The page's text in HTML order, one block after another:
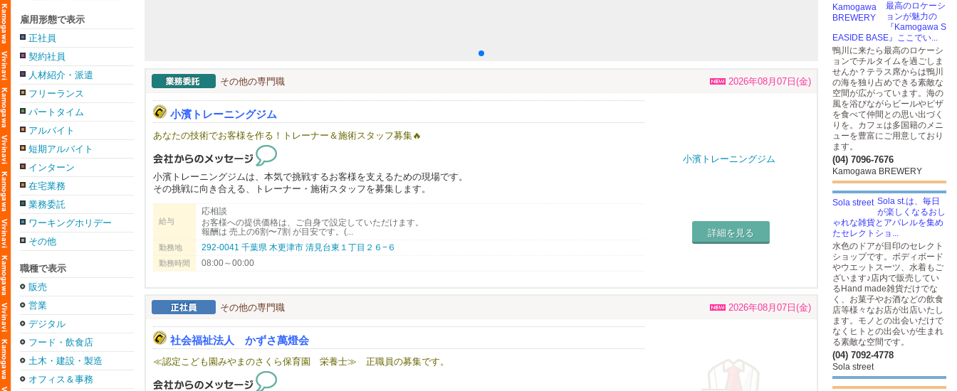
雇用形態で表示
正社員
契約社員
人材紹介・派遣
フリーランス
パートタイム
アルバイト
短期アルバイト
インターン
在宅業務
業務委託
ワーキングホリデー
その他
職種で表示
販売
営業
デジタル
フード・飲食店
土木・建設・製造
オフィス＆事務
その他の専門職 2026年08月07日(金)
小濱トレーニングジム
あなたの技術でお客様を作る！トレーナー＆施術スタッフ募集🔥
小濱トレーニングジムは、本気で挑戦するお客様を支えるための現場です。
その挑戦に向き合える、トレーナー・施術スタッフを募集します。
＼ここが特徴／
✅ 結果と継続にこだわる
✅ 成長できる現場
✅ 挑戦できる環境
【重要】集客について
担当するお客様は、ご自身で集客（SNS・紹介など）して関係を築いていくスタイルです。
ただし、完全に個人任せではなく、当ジムのホームページ・SNS等でもスタッフ紹介を行い、活動を後押しします。
＜こんな方に向いています！＞
・自分の技術で勝負したい方
・自分の名前でお客様を増やしたい方
・指導力を磨いて成長したい方
・将来的に独立も視野に入れている方
給与
応相談
お客様への提供価格は、ご自身で設定していただけます。
報酬は 売上の6割〜7割 が目安です。(...
勤務地 292-0041 千葉県 木更津市 清見台東１丁目２６−６
勤務時間 08:00～00:00
詳細を見る
その他の専門職 2026年08月07日(金)
社会福祉法人 かずさ萬燈会
≪認定こども園みやまのさくら保育園 栄養士≫ 正職員の募集です。
最高のロケーシ
ョンが魅力の
『Kamogawa S
EASIDE BASE』ここでい...
鴨川に来たら最高のロケーシ
ョンでチルタイムを過ごしま
せんか？テラス席からは鴨川
の海を独り占めできる素敵な
空間が広がっています。海の
風を浴びながらビールやピザ
を食べて仲間との思い出づく
りを。カフェは多国籍のメニ
ューを豊富にご用意しており
ます。
(04) 7096-7676
Kamogawa BREWERY
Sola st.は、毎日
が楽しくなるおし
ゃれな雑貨とアパレルを集め
たセレクトショ...
水色のドアが目印のセレクト
ショップです。ボディボード
やウエットスーツ、水着もご
ざいます♪店内で販売してい
るHand made雑貨だけでな
く、お菓子やお酒などの飲食
店等様々なお店が出店いたし
ます。モノとの出会いだけで
なくヒトとの出会いが生まれ
る素敵な空間です。
(04) 7092-4778
Sola street